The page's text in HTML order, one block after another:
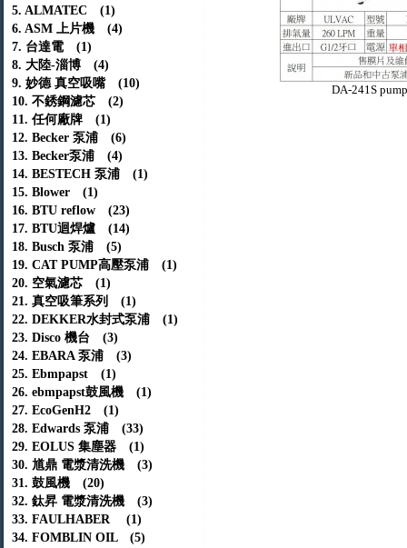
5. ALMATEC (1)
6. ASM 上片機 (4)
7. 台達電 (1)
8. 大陸-淄博 (4)
9. 妙德 真空吸嘴 (10)
10. 不銹鋼濾芯 (2)
11. 任何廠牌 (1)
12. Becker 泵浦 (6)
13. Becker泵浦 (4)
14. BESTECH 泵浦 (1)
15. Blower (1)
16. BTU reflow (23)
17. BTU迴焊爐 (14)
18. Busch 泵浦 (5)
19. CAT PUMP高壓泵浦 (1)
20. 空氣濾芯 (1)
21. 真空吸筆系列 (1)
22. DEKKER水封式泵浦 (1)
23. Disco 機台 (3)
24. EBARA 泵浦 (3)
25. Ebmpapst (1)
26. ebmpapst鼓風機 (1)
27. EcoGenH2 (1)
28. Edwards 泵浦 (33)
29. EOLUS 集塵器 (1)
30. 馗鼎 電漿清洗機 (3)
31. 鼓風機 (20)
32. 鈦昇 電漿清洗機 (3)
33. FAULHABER (1)
34. FOMBLIN OIL (5)
DA-241S pump